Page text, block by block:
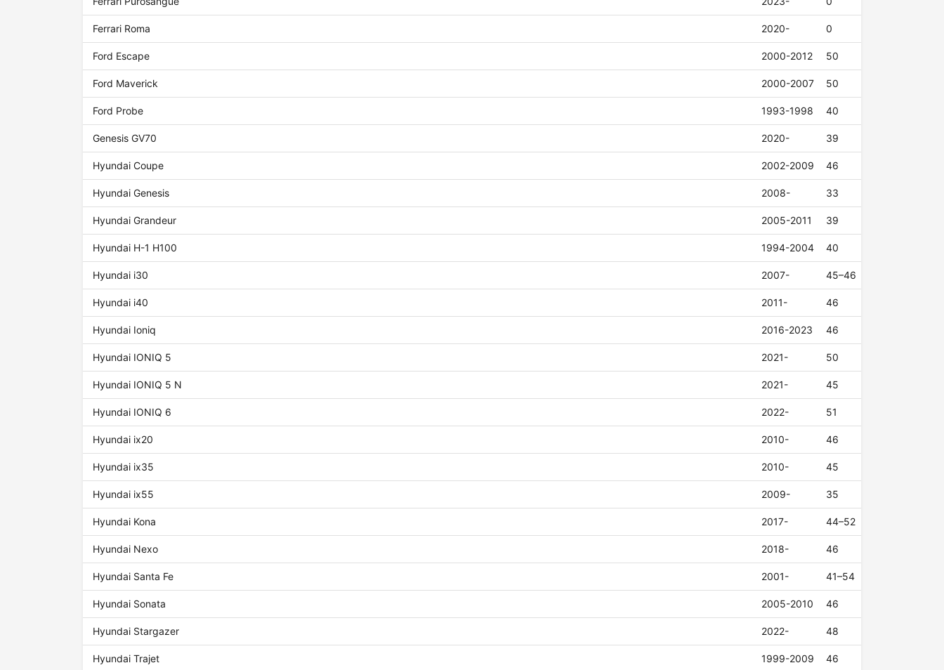
Ferrari Roma 2020- 0
Ford Escape 2000-2012 50
Ford Maverick 2000-2007 50
Ford Probe 1993-1998 40
Genesis GV70 2020- 39
Hyundai Coupe 2002-2009 46
Hyundai Genesis 2008- 33
Hyundai Grandeur 2005-2011 39
Hyundai H-1 H100 1994-2004 40
Hyundai i30 2007- 45–46
Hyundai i40 2011- 46
Hyundai Ioniq 2016-2023 46
Hyundai IONIQ 5 2021- 50
Hyundai IONIQ 5 N 2021- 45
Hyundai IONIQ 6 2022- 51
Hyundai ix20 2010- 46
Hyundai ix35 2010- 45
Hyundai ix55 2009- 35
Hyundai Kona 2017- 44–52
Hyundai Nexo 2018- 46
Hyundai Santa Fe 2001- 41–54
Hyundai Sonata 2005-2010 46
Hyundai Stargazer 2022- 48
Hyundai Trajet 1999-2009 46